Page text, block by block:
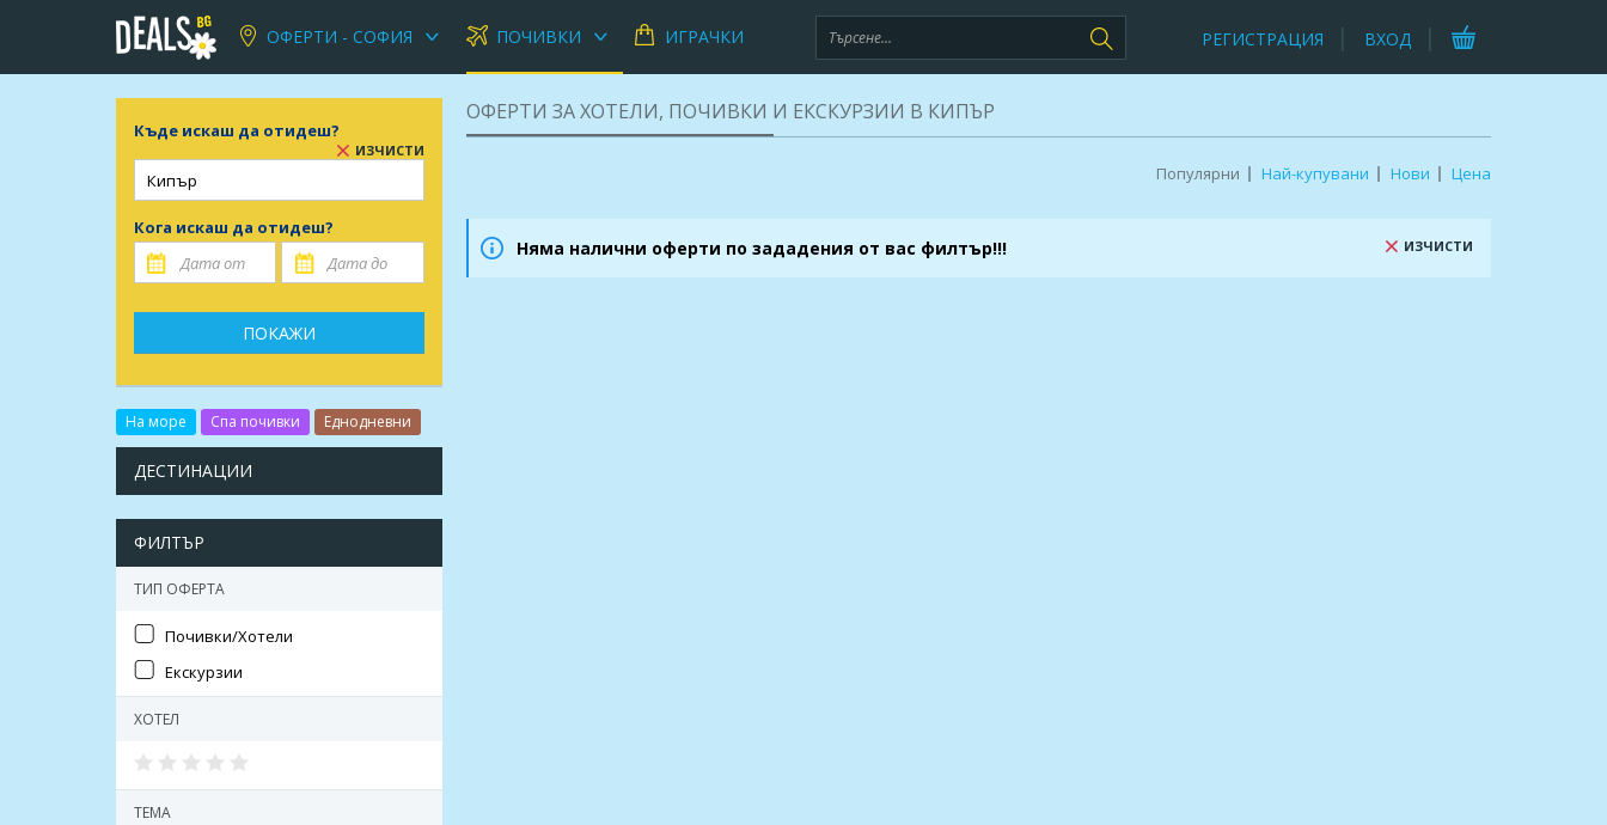
ОФЕРТИ - СОФИЯ ПОЧИВКИ ИГРАЧКИ РЕГИСТРАЦИЯ ВХОД
Къде искаш да отидеш?
ИЗЧИСТИ
Кога искаш да отидеш?
ПОКАЖИ
На море Спа почивки Еднодневни
ДЕСТИНАЦИИ
ФИЛТЪР
ТИП ОФЕРТА
Почивки/Хотели
Екскурзии
ХОТЕЛ
ТЕМА
ОФЕРТИ ЗА ХОТЕЛИ, ПОЧИВКИ И ЕКСКУРЗИИ В КИПЪР
Популярни Най-купувани Нови Цена
Няма налични оферти по зададения от вас филтър!!! ИЗЧИСТИ